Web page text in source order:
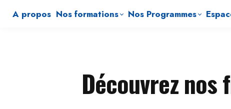
A propos Nos formations Nos Programmes
Découvrez